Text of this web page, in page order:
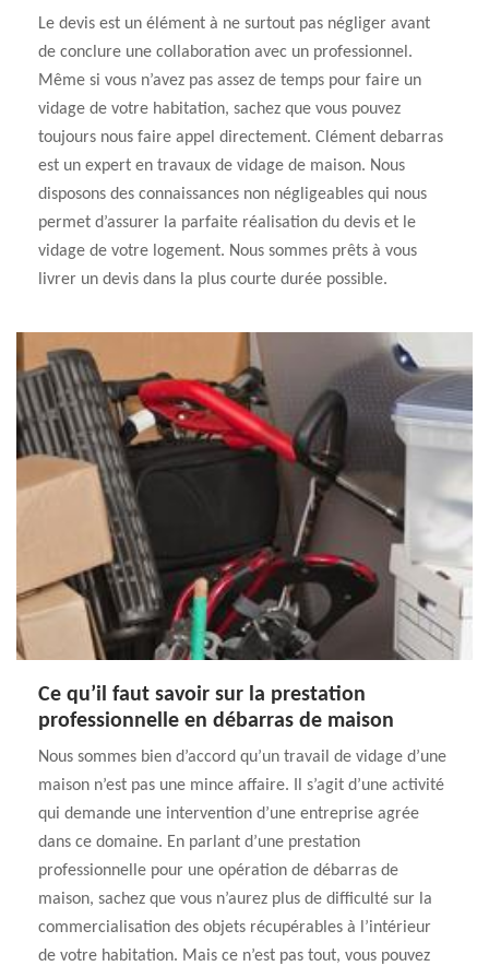
Le devis est un élément à ne surtout pas négliger avant
de conclure une collaboration avec un professionnel.
Même si vous n’avez pas assez de temps pour faire un
vidage de votre habitation, sachez que vous pouvez
toujours nous faire appel directement. Clément debarras
est un expert en travaux de vidage de maison. Nous
disposons des connaissances non négligeables qui nous
permet d’assurer la parfaite réalisation du devis et le
vidage de votre logement. Nous sommes prêts à vous
livrer un devis dans la plus courte durée possible.
Ce qu’il faut savoir sur la prestation
professionnelle en débarras de maison
Nous sommes bien d’accord qu’un travail de vidage d’une
maison n’est pas une mince affaire. Il s’agit d’une activité
qui demande une intervention d’une entreprise agrée
dans ce domaine. En parlant d’une prestation
professionnelle pour une opération de débarras de
maison, sachez que vous n’aurez plus de difficulté sur la
commercialisation des objets récupérables à l’intérieur
de votre habitation. Mais ce n’est pas tout, vous pouvez